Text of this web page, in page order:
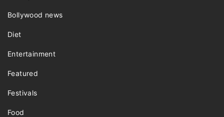
Bollywood news
Diet
Entertainment
Featured
Festivals
Food